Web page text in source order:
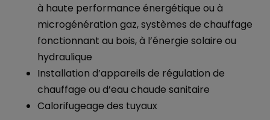
à haute performance énergétique ou à
microgénération gaz, systèmes de chauffage
fonctionnant au bois, à l’énergie solaire ou
hydraulique
Installation d’appareils de régulation de
chauffage ou d’eau chaude sanitaire
Calorifugeage des tuyaux